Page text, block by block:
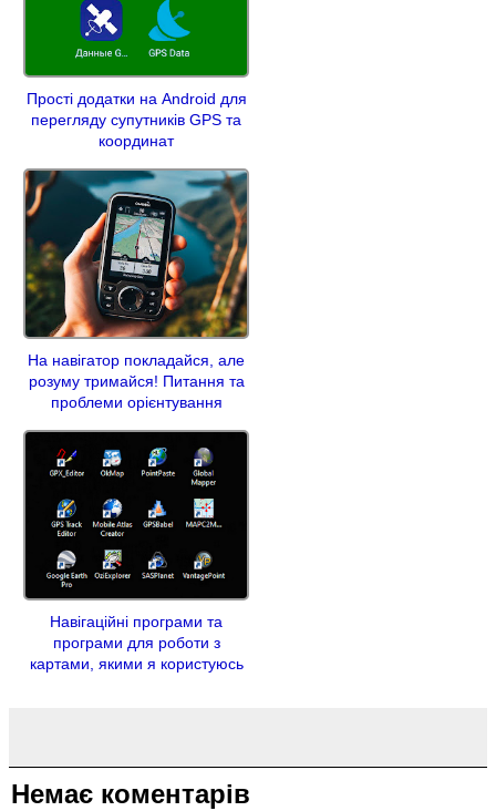
Прості додатки на Android для
перегляду супутників GPS та
координат
На навігатор покладайся, але
розуму тримайся! Питання та
проблеми орієнтування
Навігаційні програми та
програми для роботи з
картами, якими я користуюсь
Немає коментарів